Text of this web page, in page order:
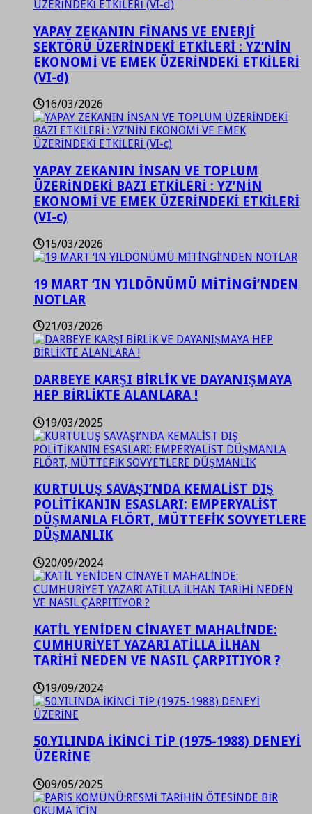
YAPAY ZEKANIN FİNANS VE ENERJİ
SEKTÖRÜ ÜZERİNDEKİ ETKİLERİ : YZ’NİN
EKONOMİ VE EMEK ÜZERİNDEKİ ETKİLERİ
(VI-d)
16/03/2026
YAPAY ZEKANIN İNSAN VE TOPLUM
ÜZERİNDEKİ BAZI ETKİLERİ : YZ’NİN
EKONOMİ VE EMEK ÜZERİNDEKİ ETKİLERİ
(VI-c)
15/03/2026
19 MART ‘IN YILDÖNÜMÜ MİTİNGİ’NDEN
NOTLAR
21/03/2026
DARBEYE KARŞI BİRLİK VE DAYANIŞMAYA
HEP BİRLİKTE ALANLARA !
19/03/2025
KURTULUŞ SAVAŞI’NDA KEMALİST DIŞ
POLİTİKANIN ESASLARI: EMPERYALİST
DÜŞMANLA FLÖRT, MÜTTEFİK SOVYETLERE
DÜŞMANLIK
20/09/2024
KATİL YENİDEN CİNAYET MAHALİNDE:
CUMHURİYET YAZARI ATİLLA İLHAN
TARİHİ NEDEN VE NASIL ÇARPITIYOR ?
19/09/2024
50.YILINDA İKİNCİ TİP (1975-1988) DENEYİ
ÜZERİNE
09/05/2025